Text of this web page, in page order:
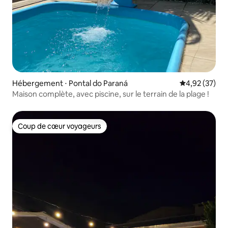
Hébergement ⋅ Pontal do Paraná Évaluation
4,92 (37)
Maison complète, avec piscine, sur le terrain de la plage !
Coup de cœur voyageurs
Coup de cœur voyageurs